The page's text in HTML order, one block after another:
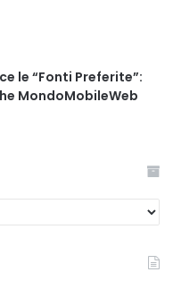
le “Fonti Preferite”:
MondoMobileWeb